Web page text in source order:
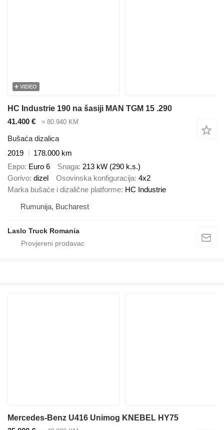
VIDEO
HC Industrie 190 na šasiji MAN TGM 15 .290
41.400 €
≈ 80.940 KM
Bušaća dizalica
2019
178.000 km
Евро Euro 6 Snaga 213 kW (290 k.s.)
Gorivo dizel Osovinska konfiguracija 4x2
Marka bušaće i dizalične platforme HC Industrie
Rumunija, Bucharest
Laslo Truck Romania
Mercedes-Benz U416 Unimog KNEBEL HY75